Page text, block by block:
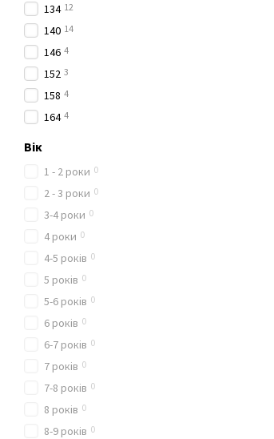
134 12
140 14
146 4
152 3
158 4
164 4
Вік
1 - 2 роки 0
2 - 3 роки 0
3-4 роки 0
4 роки 0
4-5 років 0
5 років 0
5-6 років 0
6 років 0
6-7 років 0
7 років 0
7-8 років 0
8 років 0
8-9 років 0